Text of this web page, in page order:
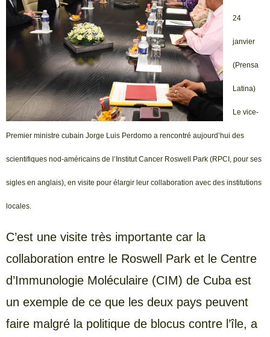
24
janvier
(Prensa
Latina)
Le vice-
Premier ministre cubain Jorge Luis Perdomo a rencontré aujourd’hui des
scientifiques nod-américains de l’Institut Cancer Roswell Park (RPCI, pour ses
sigles en anglais), en visite pour élargir leur collaboration avec des institutions
locales.
C’est une visite très importante car la
collaboration entre le Roswell Park et le Centre
d’Immunologie Moléculaire (CIM) de Cuba est
un exemple de ce que les deux pays peuvent
faire malgré la politique de blocus contre l’île, a